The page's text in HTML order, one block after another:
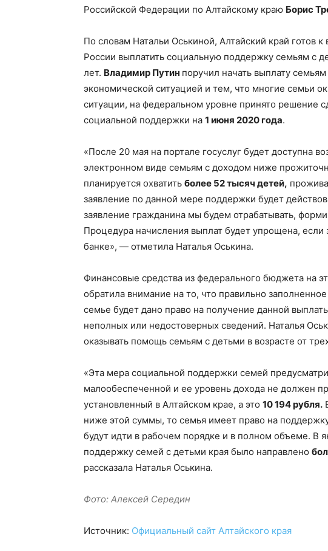
район
Алтайского
края
Российской Федерации по Алтайскому краю Борис
По словам Натальи Оськиной, Алтайский край готов
России выплатить социальную поддержку семьям с
лет. Владимир Путин поручил начать выплату
экономической ситуацией и тем, что многие семьи
ситуации, на федеральном уровне принято решение
социальной поддержки на 1 июня 2020 года.
«После 20 мая на портале госуслуг будет доступна
электронном виде семьям с доходом ниже
планируется охватить более 52 тысяч детей,
заявление по данной мере поддержки будет
заявление гражданина мы будем отрабатывать,
Процедура начисления выплат будет упрощена, если
банке», — отметила Наталья Оськина.
Финансовые средства из федерального бюджета на
обратила внимание на то, что правильно
семье будет дано право на получение данной
неполных или недостоверных сведений. Наталья
оказывать помощь семьям с детьми в возрасте от
«Эта мера социальной поддержки семей
малообеспеченной и ее уровень дохода не должен
установленный в Алтайском крае, а это 10 194 рубля.
ниже этой суммы, то семья имеет право на
будут идти в рабочем порядке и в полном объеме. В
поддержку семей с детьми края было направлено
рассказала Наталья Оськина.
Фото: Алексей Середин
Источник: Официальный сайт Алтайского края